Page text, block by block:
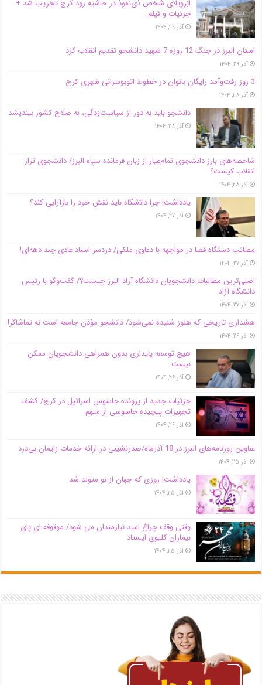
اَبَر‌ویلای شخص ذی‌نفوذ در حاشیه‌ رود کرج تخریب شد +
جزئیات و فیلم
آذر ۲۹, ۱۴۰۴
استان البرز در جنگ 12 روزه 7 شهید دانشجو تقدیم انقلاب کرد
آذر ۲۹, ۱۴۰۴
3 روز رفت‌وآمد رایگان بانوان در خطوط اتوبوسرانی شهری کرج
آذر ۲۸, ۱۴۰۴
دانشجو باید به دور از سیاست‌زدگی، به صلاح کشور بیندیشد
آذر ۲۸, ۱۴۰۴
شاخصه‌های بارز دانشجوی تمام‌عیار از زبان فرمانده سپاه البرز/ دانشجوی تراز
انقلاب کیست؟
آذر ۲۸, ۱۴۰۴
یادداشت| چرا دانشگاه باید نقش خود را بازآرایی کند؟
آذر ۲۷, ۱۴۰۴
مصائب دستگاه قضا در مواجهه با دعاوی ملکی/ دردسر اسناد عادی چند‌ دهه‌ای!
آذر ۲۷, ۱۴۰۴
اصلی‌ترین مطالبات دانشجویان دانشگاه آزاد البرز چیست؟/ گفت‌وگو با رئیس
دانشگاه آز‌اد
آذر ۲۷, ۱۴۰۴
هشداری تاریخی که هنوز شنیده نمی‌شود/ دانشجو مؤذن جامعه است نه تماشاگر!
آذر ۲۶, ۱۴۰۴
هیچ توسعه پایداری بدون همراهی دانشجویان ممکن
نیست
آذر ۲۶, ۱۴۰۴
جزئیات جدید از پرونده جاسوس اسرائیل در کرج/‌ کشف
تجهیزات پیچیده جاسوسی از متهم
آذر ۲۶, ۱۴۰۴
عناوین روزنامه‌های البرز در ‌18 آذرماه/صدرنشینی در ارائه خدمات زایمان بی‌درد
آذر ۲۵, ۱۴۰۴
یادداشت| روزی که جهان از نو متولد شد
آذر ۲۵, ۱۴۰۴
وقتی وقف چراغ امید نیازمندان می شود/ موقوفه ای پای
بیماران کلیوی ایستاد
آذر ۲۵, ۱۴۰۴